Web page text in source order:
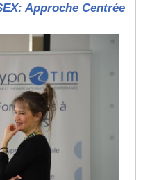
Approche Centrée